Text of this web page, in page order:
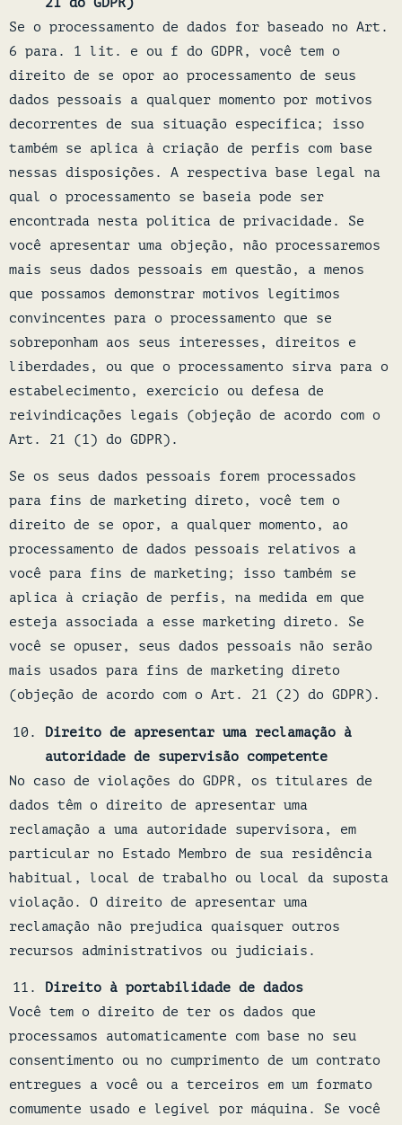
21 do GDPR)
Se o processamento de dados for baseado no Art.
6 para. 1 lit. e ou f do GDPR, você tem o
direito de se opor ao processamento de seus
dados pessoais a qualquer momento por motivos
decorrentes de sua situação específica; isso
também se aplica à criação de perfis com base
nessas disposições. A respectiva base legal na
qual o processamento se baseia pode ser
encontrada nesta política de privacidade. Se
você apresentar uma objeção, não processaremos
mais seus dados pessoais em questão, a menos
que possamos demonstrar motivos legítimos
convincentes para o processamento que se
sobreponham aos seus interesses, direitos e
liberdades, ou que o processamento sirva para o
estabelecimento, exercício ou defesa de
reivindicações legais (objeção de acordo com o
Art. 21 (1) do GDPR).
Se os seus dados pessoais forem processados
para fins de marketing direto, você tem o
direito de se opor, a qualquer momento, ao
processamento de dados pessoais relativos a
você para fins de marketing; isso também se
aplica à criação de perfis, na medida em que
esteja associada a esse marketing direto. Se
você se opuser, seus dados pessoais não serão
mais usados para fins de marketing direto
(objeção de acordo com o Art. 21 (2) do GDPR).
Direito de apresentar uma reclamação à
autoridade de supervisão competente
No caso de violações do GDPR, os titulares de
dados têm o direito de apresentar uma
reclamação a uma autoridade supervisora, em
particular no Estado Membro de sua residência
habitual, local de trabalho ou local da suposta
violação. O direito de apresentar uma
reclamação não prejudica quaisquer outros
recursos administrativos ou judiciais.
Direito à portabilidade de dados
Você tem o direito de ter os dados que
processamos automaticamente com base no seu
consentimento ou no cumprimento de um contrato
entregues a você ou a terceiros em um formato
comumente usado e legível por máquina. Se você